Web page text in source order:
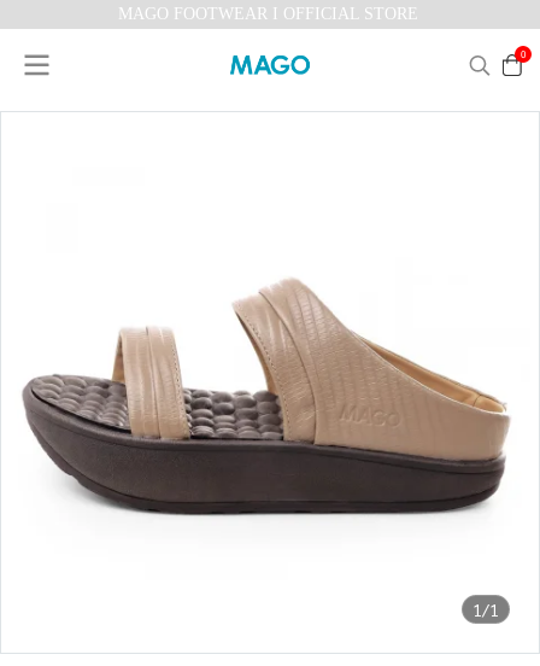
MAGO FOOTWEAR I OFFICIAL STORE
0
1/1